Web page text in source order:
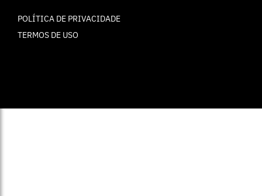
POLÍTICA DE PRIVACIDADE
TERMOS DE USO